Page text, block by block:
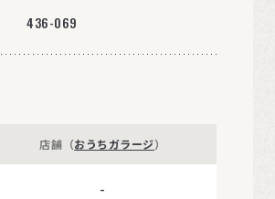
436-069
店舗（おうちガラージ）
-